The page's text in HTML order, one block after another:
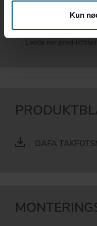
Kun
Ladda ner
DAFA